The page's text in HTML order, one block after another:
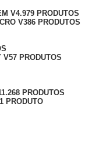
V4.979 PRODUTOS
V386 PRODUTOS
V57 PRODUTOS
PRODUTOS
1 PRODUTO